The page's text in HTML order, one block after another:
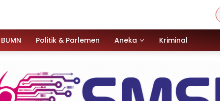
BUMN Politik & Parlemen Aneka Kriminal